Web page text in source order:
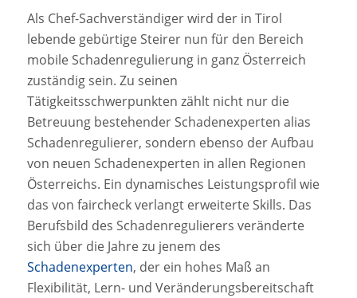
Als Chef-Sachverständiger wird der in Tirol
lebende gebürtige Steirer nun für den Bereich
mobile Schadenregulierung in ganz Österreich
zuständig sein. Zu seinen
Tätigkeitsschwerpunkten zählt nicht nur die
Betreuung bestehender Schadenexperten alias
Schadenregulierer, sondern ebenso der Aufbau
von neuen Schadenexperten in allen Regionen
Österreichs. Ein dynamisches Leistungsprofil wie
das von faircheck verlangt erweiterte Skills. Das
Berufsbild des Schadenregulierers veränderte
sich über die Jahre zu jenem des
Schadenexperten, der ein hohes Maß an
Flexibilität, Lern- und Veränderungsbereitschaft